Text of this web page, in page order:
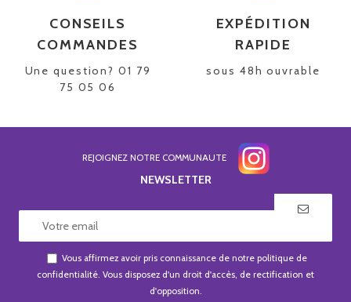
CONSEILS
COMMANDES
Une question? 01 79
75 05 06
EXPÉDITION
RAPIDE
sous 48h ouvrable
REJOIGNEZ NOTRE COMMUNAUTE
NEWSLETTER
Vous affirmez avoir pris connaissance de notre politique de
confidentialité. Vous disposez d'un droit d'accès, de rectification et
d'opposition.